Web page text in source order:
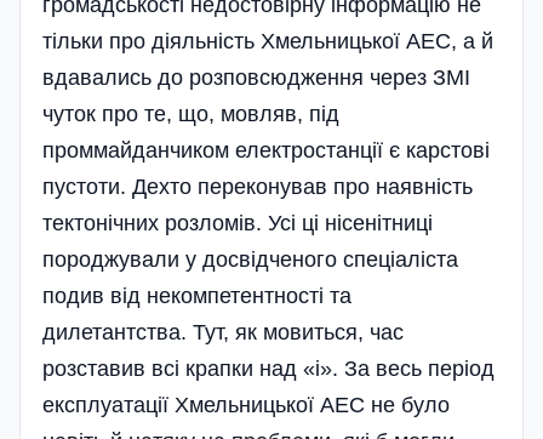
тільки про діяльність Хмельницької АЕС, а й
вдавались до розпов­сюдження через ЗМІ
чуток про те, що, мовляв, під
проммайданчиком електростанції є карстові
пустоти. Дехто переконував про наявність
тектонічних розломів. Усі ці нісенітниці
породжували у досвідченого спеціаліста
подив від некомпетентності та
дилетантства. Тут, як мовиться, час
розставив всі крапки над «і». За весь період
експлуатації Хмельницької АЕС не було